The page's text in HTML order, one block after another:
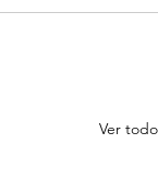
Ver todo